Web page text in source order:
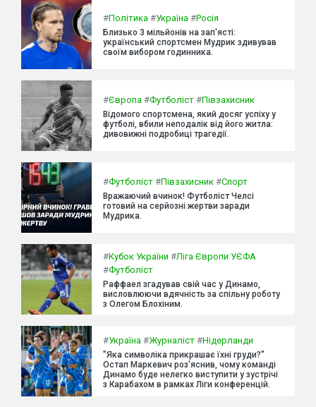
#Політика #Україна #Росія
Близько 3 мільйонів на зап'ясті:
український спортсмен Мудрик здивував
своїм вибором годинника.
#Європа #Футболіст #Півзахисник
Відомого спортсмена, який досяг успіху у
футболі, вбили неподалік від його житла:
дивовижні подробиці трагедії.
#Футболіст #Півзахисник #Спорт
Вражаючий вчинок! Футболіст Челсі
готовий на серйозні жертви заради
Мудрика.
#Кубок України #Ліга Європи УЄФА
#Футболіст
Раффаел згадував свій час у Динамо,
висловлюючи вдячність за спільну роботу
з Олегом Блохіним.
#Україна #Журналіст #Нідерланди
"Яка символіка прикрашає їхні груди?"
Остап Маркевич роз'яснив, чому команді
Динамо буде нелегко виступити у зустрічі
з Карабахом в рамках Ліги конференцій.